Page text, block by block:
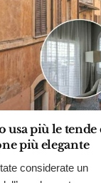
usa più le tende
più elegante
considerate un